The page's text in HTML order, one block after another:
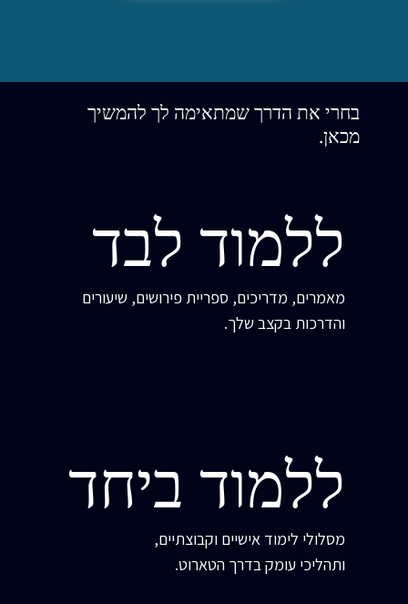
בחרי את הדרך שמתאימה לך להמשיך
מכאן.
ללמוד לבד
מאמרים, מדריכים, ספריית פירושים, שיעורים
והדרכות בקצב שלך.
ללמוד ביחד
מסלולי לימוד אישיים וקבוצתיים,
ותהליכי עומק בדרך הטארוט.